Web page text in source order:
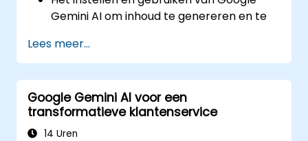
Gemini AI om inhoud te genereren en te
Het toepassen van tekst-naar-
tekstransformaties om creatieve en
originele content te maken.
Het implementeren van SEO-strategieën
met behulp van AI-gebaseerde inzichten.
Het analyseren van de prestaties van
Lees meer...
Google Gemini AI voor een
transformatieve klantenservice
14 Uren